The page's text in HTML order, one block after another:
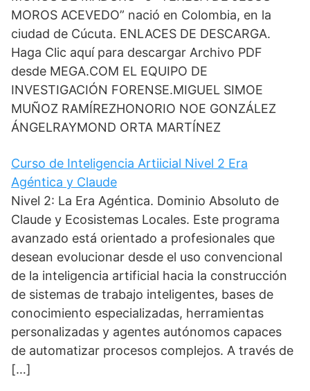
MOROS ACEVEDO” nació en Colombia, en la
ciudad de Cúcuta. ENLACES DE DESCARGA.
Haga Clic aquí para descargar Archivo PDF
desde MEGA.COM EL EQUIPO DE
INVESTIGACIÓN FORENSE.MIGUEL SIMOE
MUÑOZ RAMÍREZHONORIO NOE GONZÁLEZ
ÁNGELRAYMOND ORTA MARTÍNEZ
Curso de Inteligencia Artiicial Nivel 2 Era
Agéntica y Claude
Nivel 2: La Era Agéntica. Dominio Absoluto de
Claude y Ecosistemas Locales. Este programa
avanzado está orientado a profesionales que
desean evolucionar desde el uso convencional
de la inteligencia artificial hacia la construcción
de sistemas de trabajo inteligentes, bases de
conocimiento especializadas, herramientas
personalizadas y agentes autónomos capaces
de automatizar procesos complejos. A través de
[…]